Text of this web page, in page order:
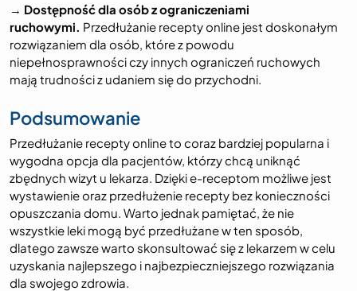
→ Dostępność dla osób z ograniczeniami
ruchowymi. Przedłużanie recepty online jest doskonałym
rozwiązaniem dla osób, które z powodu
niepełnosprawności czy innych ograniczeń ruchowych
mają trudności z udaniem się do przychodni.
Podsumowanie
Przedłużanie recepty online to coraz bardziej popularna i
wygodna opcja dla pacjentów, którzy chcą uniknąć
zbędnych wizyt u lekarza. Dzięki e-receptom możliwe jest
wystawienie oraz przedłużenie recepty bez konieczności
opuszczania domu. Warto jednak pamiętać, że nie
wszystkie leki mogą być przedłużane w ten sposób,
dlatego zawsze warto skonsultować się z lekarzem w celu
uzyskania najlepszego i najbezpieczniejszego rozwiązania
dla swojego zdrowia.